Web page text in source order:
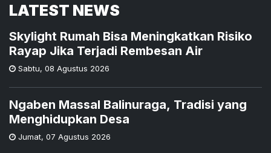
LATEST NEWS
Skylight Rumah Bisa Meningkatkan Risiko
Rayap Jika Terjadi Rembesan Air
Sabtu, 08 Agustus 2026
Ngaben Massal Balinuraga, Tradisi yang
Menghidupkan Desa
Jumat, 07 Agustus 2026